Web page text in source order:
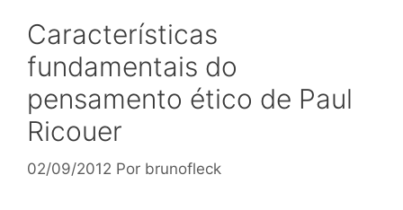
Características
fundamentais do
pensamento ético de Paul
Ricouer
02/09/2012 Por brunofleck